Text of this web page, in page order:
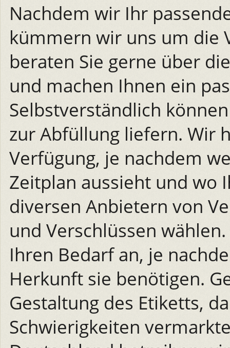
Nachdem wir Ihr
kümmern wir uns um die
beraten Sie gerne über
und machen Ihnen ein
Selbstverständlich
zur Abfüllung liefern. Wir
Verfügung, je nachdem
Zeitplan aussieht und wo
diversen Anbietern von
und Verschlüssen
Ihren Bedarf an, je
Herkunft sie benötigen.
Gestaltung des Etiketts,
Schwierigkeiten